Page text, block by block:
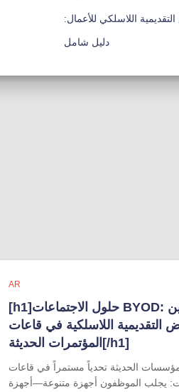
اللاسلكي للأعمال:
دليل شامل
AR
[h1]حلول الاجتماعات BYOD: تمكين
التقديمية اللاسلكية في قاعات
المؤتمرات الحديثة[/h1]
الحديثة تحدياً مستمراً في قاعات
يجلب الموظفون أجهزة متنوعة—أجهزة